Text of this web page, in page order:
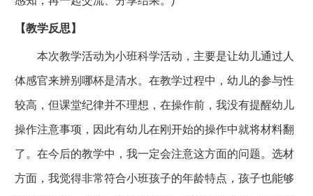
【教学反思】
本次教学活动为小班科学活动，主要是让幼儿通过人
体感官来辨别哪杯是清水。在教学过程中，幼儿的参与性
较高，但课堂纪律并不理想，在操作前，我没有提醒幼儿
操作注意事项，因此有幼儿在刚开始的操作中就将材料翻
了。在今后的教学中，我一定会注意这方面的问题。选材
方面，我觉得非常符合小班孩子的年龄特点，孩子也能够